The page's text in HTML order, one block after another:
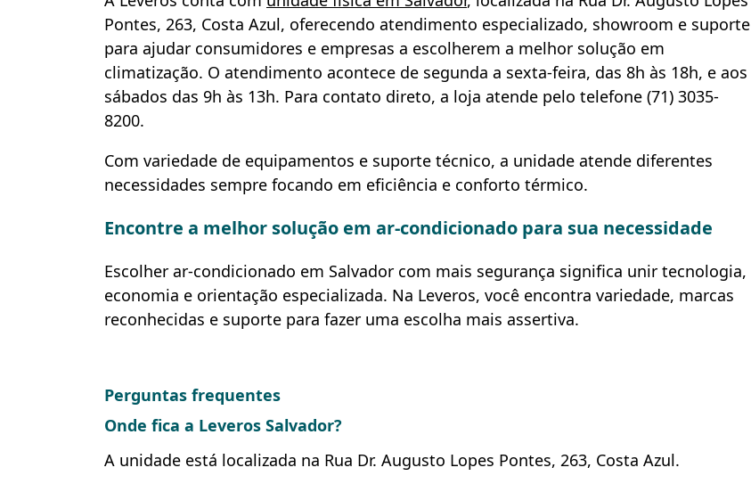
Pontes, 263, Costa Azul, oferecendo atendimento especializado, showroom e suporte
para ajudar consumidores e empresas a escolherem a melhor solução em
climatização. O atendimento acontece de segunda a sexta-feira, das 8h às 18h, e aos
sábados das 9h às 13h. Para contato direto, a loja atende pelo telefone (71) 3035-
8200.
Com variedade de equipamentos e suporte técnico, a unidade atende diferentes
necessidades sempre focando em eficiência e conforto térmico.
Encontre a melhor solução em ar-condicionado para sua necessidade
Escolher ar-condicionado em Salvador com mais segurança significa unir tecnologia,
economia e orientação especializada. Na Leveros, você encontra variedade, marcas
reconhecidas e suporte para fazer uma escolha mais assertiva.
Perguntas frequentes
Onde fica a Leveros Salvador?
A unidade está localizada na Rua Dr. Augusto Lopes Pontes, 263, Costa Azul.